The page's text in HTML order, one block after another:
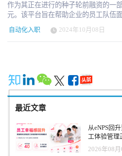
作为其正在进行的种子轮前融资的一
元。该平台旨在帮助企业的员工队伍
日正式启动。 本轮30万欧元的融资由Builders Studio领投，Builders
Studio是一家初创企业孵化器，专注于
业。这笔资金将用于Everday的市场战略
训才能保持竞争力。过去，技术技能
在只需两年半就会过时。这种转变迫
聘的方法。 由埃斯特法尼亚-埃尔南德斯（Estefania Hernandez）和
迪伦-莫兰德（Dylan Moerland）于
了一种解决方案。该公司的平台使企
合，并根据实时数据就培训和招聘做出明智决策。
利用人工智能为每位员工创建 “数字
和发展潜力。这一虚拟档案是通过自
含员工的意见以及同事和经理的验证，确
自动化入职 2024年10月08日
最近文章
从eNPS回
工体验管理
2026年08月